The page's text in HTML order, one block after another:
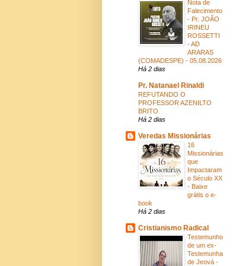
Nota de
Falecimento
- Pr. JOÃO
IRINEU
ROSSETTI
- AD
ARARAS
(COMADESPE) - 05.08.2026
Há 2 dias
Pr. Natanael Rinaldi
REFUTANDO O
PROFESSOR AZENILTO
BRITO
Há 2 dias
Veredas Missionárias
16
Missionárias
que
Impactaram
o Século XX
- Baixe
grátis o e-
book
Há 2 dias
Cristianismo Radical
Testemunho
de um ex-
Testemunha
de Jeová -